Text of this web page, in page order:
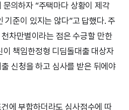
의하자 “주택마다 상황이 제각
기준이 있지는 않다”고 답했다. 주
차만별이라는 점은 수긍할 만한
책임한정형 디딤돌대출 대상자
신청을 하고 심사를 받은 뒤에야
에 부합하더라도 심사점수에 따